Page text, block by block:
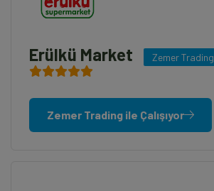
Erülkü Market Zemer Trading
Zemer Trading ile Çalışıyor